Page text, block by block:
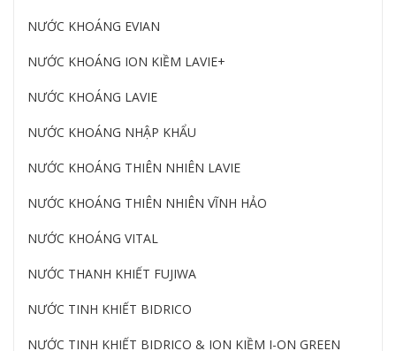
NƯỚC KHOÁNG EVIAN
NƯỚC KHOÁNG ION KIỀM LAVIE+
NƯỚC KHOÁNG LAVIE
NƯỚC KHOÁNG NHẬP KHẨU
NƯỚC KHOÁNG THIÊN NHIÊN LAVIE
NƯỚC KHOÁNG THIÊN NHIÊN VĨNH HẢO
NƯỚC KHOÁNG VITAL
NƯỚC THANH KHIẾT FUJIWA
NƯỚC TINH KHIẾT BIDRICO
NƯỚC TINH KHIẾT BIDRICO & ION KIỀM I-ON GREEN